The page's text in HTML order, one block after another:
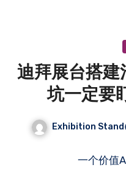
迪拜展台搭建
坑一定要
Exhibition Stand
一个价值